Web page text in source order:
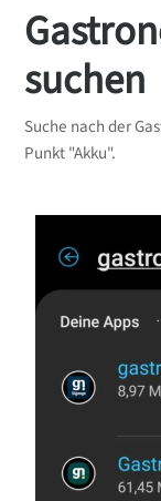
suchen
Suche nach der
Punkt "Akku".